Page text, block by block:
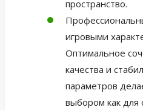
пространство.
игровыми
Оптимальное
качества и
параметров
выбором как для